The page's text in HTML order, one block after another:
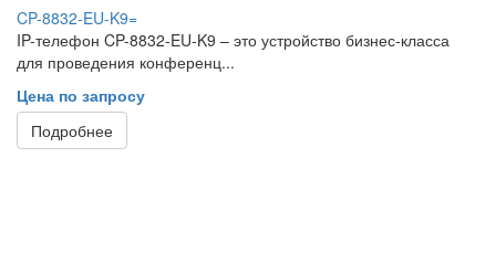
CP-8832-EU-K9=
IP-телефон CP-8832-EU-K9 – это устройство бизнес-класса
для проведения конференц...
Цена по запросу
Подробнее